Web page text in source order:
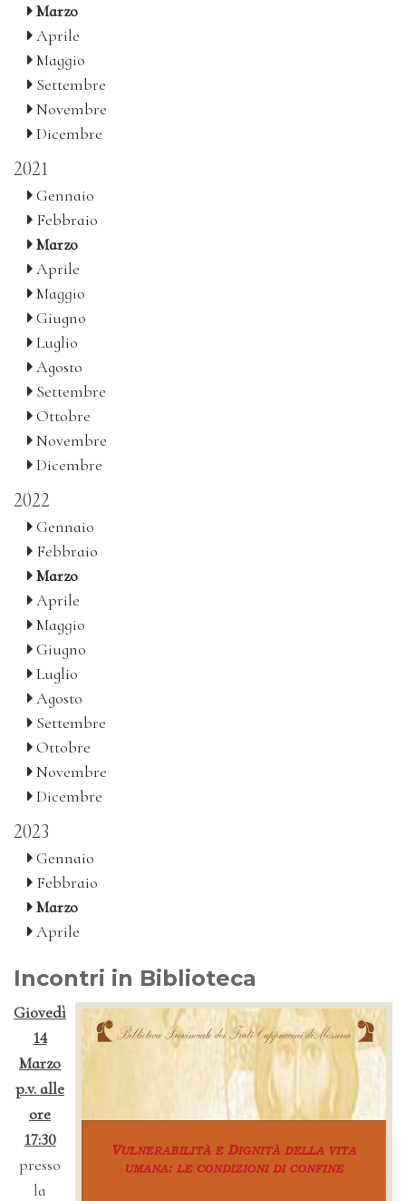
Marzo
Aprile
Maggio
Settembre
Novembre
Dicembre
2021
Gennaio
Febbraio
Marzo
Aprile
Maggio
Giugno
Luglio
Agosto
Settembre
Ottobre
Novembre
Dicembre
2022
Gennaio
Febbraio
Marzo
Aprile
Maggio
Giugno
Luglio
Agosto
Settembre
Ottobre
Novembre
Dicembre
2023
Gennaio
Febbraio
Marzo
Aprile
Incontri in Biblioteca
Giovedì
14
Marzo
p.v. alle
ore
17:30
presso
la